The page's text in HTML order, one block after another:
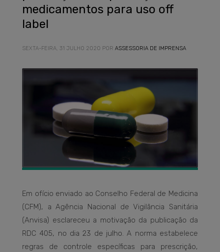
medicamentos para uso off
label
SEXTA-FEIRA, 31 JULHO 2020 POR ASSESSORIA DE IMPRENSA
Em ofício enviado ao Conselho Federal de Medicina
(CFM), a Agência Nacional de Vigilância Sanitária
(Anvisa) esclareceu a motivação da publicação da
RDC 405, no dia 23 de julho. A norma estabelece
regras de controle específicas para prescrição,